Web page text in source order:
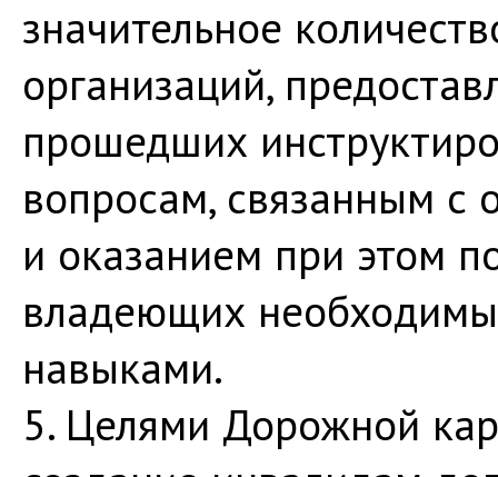
значительное
организаций,
прошедших
вопросам, связанным с
и оказанием при этом
владеющих
навыками.
5. Целями Дорожной